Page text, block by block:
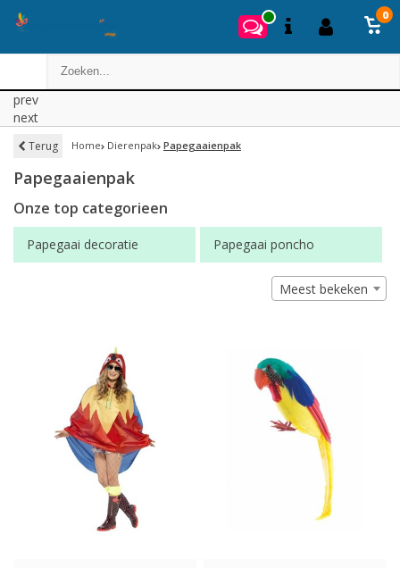
0
prev
next
Terug Home Dierenpak Papegaaienpak
Papegaaienpak
Onze top categorieen
Papegaai decoratie Papegaai poncho
Meest bekeken